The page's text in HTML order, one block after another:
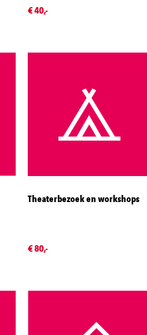
€ 40,-
Theaterbezoek en workshops
€ 80,-